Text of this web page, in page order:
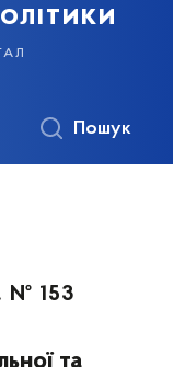
Пошук
№ 153
та